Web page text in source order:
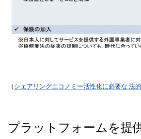
（ シェアリングエコノミー活性化に必要な 法
プラットフォームを提